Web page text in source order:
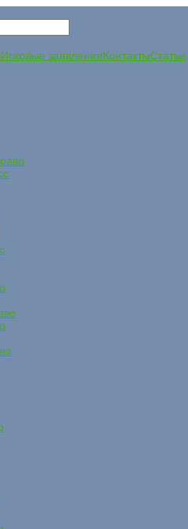
Исковые заявленияКонтактыСтатьи